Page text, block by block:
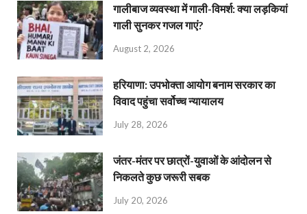
गालीबाज व्‍यवस्‍था में गाली-विमर्श: क्या लड़कियां
गाली सुनकर गजल गाएं?
August 2, 2026
हरियाणा: उपभोक्ता आयोग बनाम सरकार का
विवाद पहुंचा सर्वोच्च न्यायालय
July 28, 2026
जंतर-मंतर पर छात्रों-युवाओं के आंदोलन से
निकलते कुछ जरूरी सबक
July 20, 2026